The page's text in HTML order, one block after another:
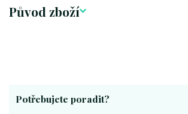
Původ zboží
Potřebujete poradit?